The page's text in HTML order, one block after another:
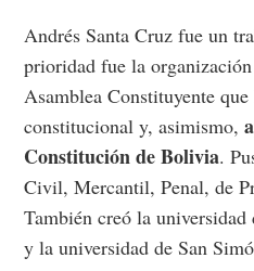
Andrés Santa Cruz fue un
prioridad fue la
Asamblea Constituyente
constitucional y, asimismo,
Constitución de Bolivia.
Civil, Mercantil, Penal, de
También creó la
y la universidad de San